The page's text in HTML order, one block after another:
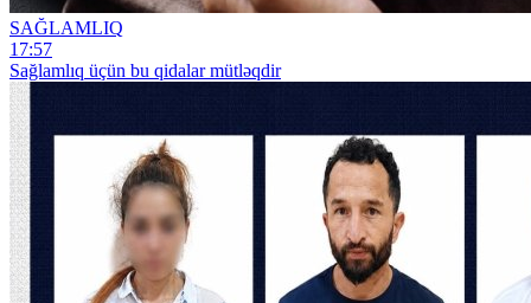
SAĞLAMLIQ
17:57
Sağlamlıq üçün bu qidalar mütləqdir